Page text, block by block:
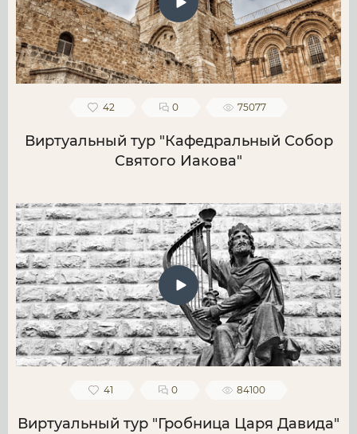
42 0 75077
Виртуальный тур "Кафедральный Собор
Святого Иакова"
41 0 84100
Виртуальный тур "Гробница Царя Давида"